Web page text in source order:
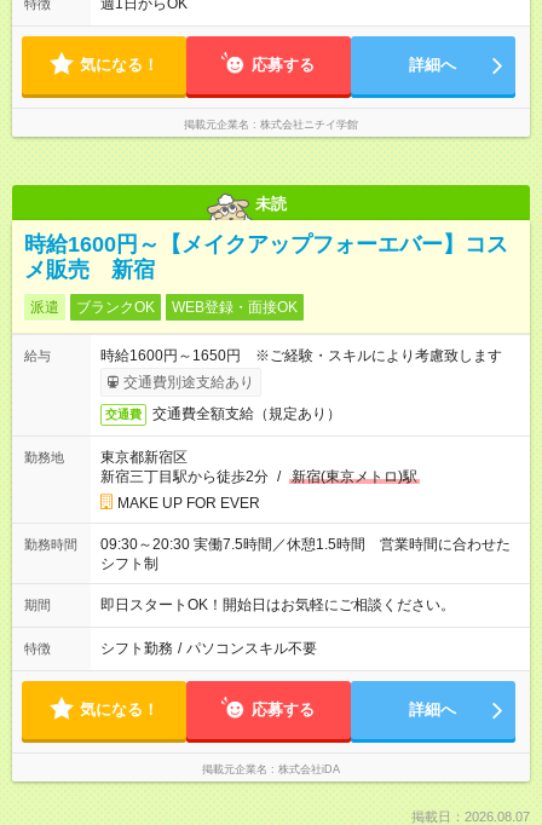
特徴 週1日からOK
気になる！ 応募する 詳細へ
掲載元企業名 株式会社ニチイ学館
未読
時給1600円～【メイクアップフォーエバー】コス
メ販売 新宿
派遣 ブランクOK WEB登録・面接OK
給与
時給1600円～1650円 ※ご経験・スキルにより考慮致します
交通費別途支給あり
交通費 交通費全額支給（規定あり）
勤務地
東京都新宿区
新宿三丁目駅から徒歩2分 / 新宿(東京メトロ)駅
MAKE UP FOR EVER
勤務時間
09:30～20:30 実働7.5時間／休憩1.5時間 営業時間に合わせた
シフト制
期間 即日スタートOK！開始日はお気軽にご相談ください。
特徴 シフト勤務 / パソコンスキル不要
気になる！ 応募する 詳細へ
掲載元企業名 株式会社iDA
掲載日：2026.08.07